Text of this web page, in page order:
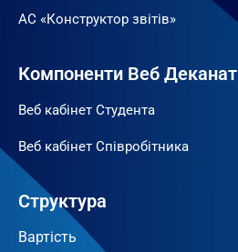
АС «Конструктор звітів»
Компоненти Веб Деканат
Веб кабінет Студента
Веб кабінет Співробітника
Структура
Вартість